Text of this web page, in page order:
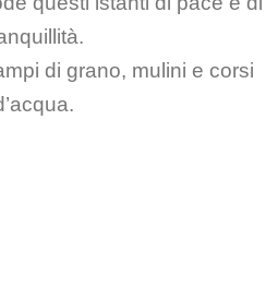
di grano, mulini e corsi